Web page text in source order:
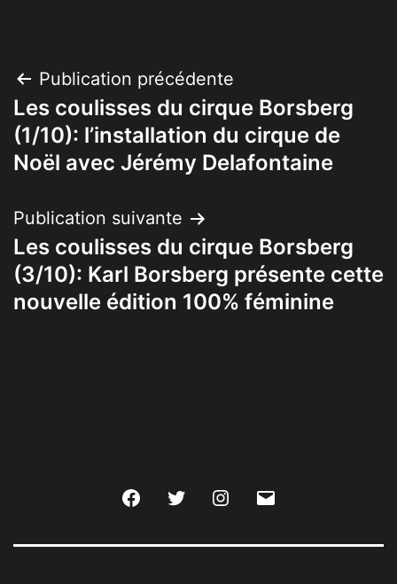
Navigation
de
l’article
Publication précédente
Les coulisses du cirque Borsberg
(1/10): l’installation du cirque de
Noël avec Jérémy Delafontaine
Publication suivante
Les coulisses du cirque Borsberg
(3/10): Karl Borsberg présente cette
nouvelle édition 100% féminine
FacebookTwitter Instagram